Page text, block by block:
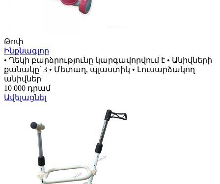
Թոփ
Ինքնագլոր
• Ղեկի բարձրությունը կարգավորվում է • Անիվների
քանակը՝ 3 • Մետաղ, պլաստիկ • Լուսարձակող
անիվներ
10 000 դրամ
Ավելացնել